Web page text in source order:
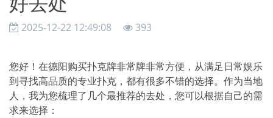
2025-12-22 12:49:08 393
您好！在德阳购买扑克牌非常牌非常方便，从满足日常娱乐
到寻找高品质的专业扑克，都有很多不错的选择。作为当地
人，我为您梳理了几个最推荐的去处，您可以根据自己的需
求来选择：